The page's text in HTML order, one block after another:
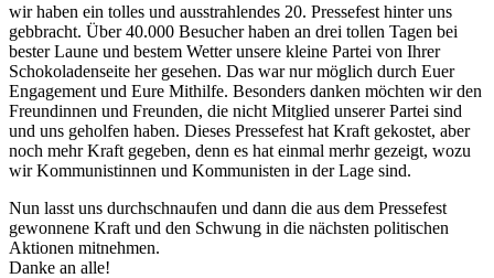
wir haben ein tolles und ausstrahlendes 20. Pressefest hinter uns
gebbracht. Über 40.000 Besucher haben an drei tollen Tagen bei
bester Laune und bestem Wetter unsere kleine Partei von Ihrer
Schokoladenseite her gesehen. Das war nur möglich durch Euer
Engagement und Eure Mithilfe. Besonders danken möchten wir den
Freundinnen und Freunden, die nicht Mitglied unserer Partei sind
und uns geholfen haben. Dieses Pressefest hat Kraft gekostet, aber
noch mehr Kraft gegeben, denn es hat einmal merhr gezeigt, wozu
wir Kommunistinnen und Kommunisten in der Lage sind.
Nun lasst uns durchschnaufen und dann die aus dem Pressefest
gewonnene Kraft und den Schwung in die nächsten politischen
Aktionen mitnehmen.
Danke an alle!